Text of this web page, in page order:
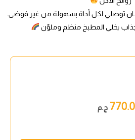
توصلي لكل أداة بسهولة من غير فوضى.
يخلي المطبخ منظم وملوّن
ج.م